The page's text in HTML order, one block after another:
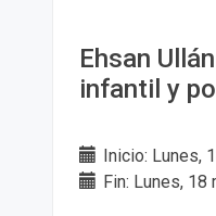
Ehsan
infantil y
Inicio: Lunes,
Fin: Lunes, 18